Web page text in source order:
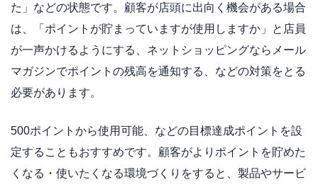
た」などの状態です。顧客が店頭に出向く機会がある場合
は、「ポイントが貯まっていますが使用しますか」と店員
が一声かけるようにする、ネットショッピングならメール
マガジンでポイントの残高を通知する、などの対策をとる
必要があります。
500ポイントから使用可能、などの目標達成ポイントを設
定することもおすすめです。顧客がよりポイントを貯めた
くなる・使いたくなる環境づくりをすると、製品やサービ